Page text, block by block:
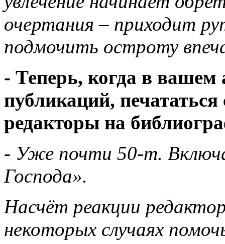
очертания – приходит
подмочить остроту
- Теперь, когда в вашем
публикаций,
редакторы на
- Уже почти 50-т.
Господа».
Насчёт реакции
некоторых случаях